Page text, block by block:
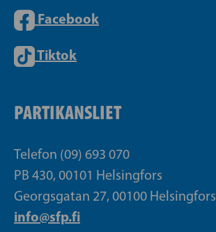
Facebook
Tiktok
PARTIKANSLIET
Telefon (09) 693 070
PB 430, 00101 Helsingfors
Georgsgatan 27, 00100 Helsingfors
info@sfp.fi